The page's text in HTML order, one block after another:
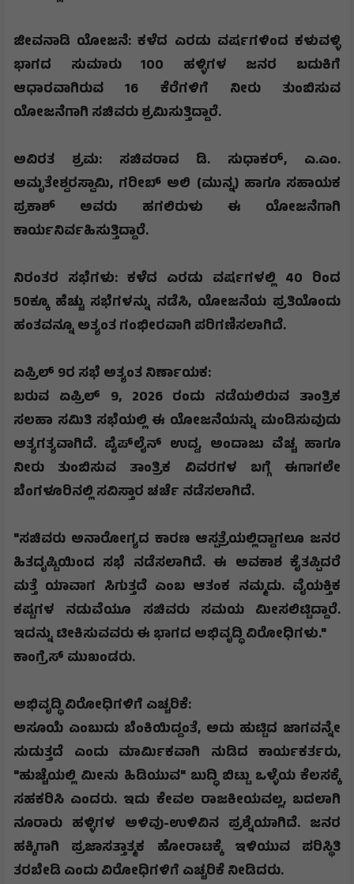
​​ಜೀವನಾಡಿ ಯೋಜನೆ: ಕಳೆದ ಎರಡು ವರ್ಷಗಳಿಂದ ಕಳುವಳ್ಳಿ
ಭಾಗದ ಸುಮಾರು 100 ಹಳ್ಳಿಗಳ ಜನರ ಬದುಕಿಗೆ
ಆಧಾರವಾಗಿರುವ 16 ಕೆರೆಗಳಿಗೆ ನೀರು ತುಂಬಿಸುವ
ಯೋಜನೆಗಾಗಿ ಸಚಿವರು ಶ್ರಮಿಸುತ್ತಿದ್ದಾರೆ.
​ಅವಿರತ ಶ್ರಮ: ಸಚಿವರಾದ ಡಿ. ಸುಧಾಕರ್, ಎ.ಎಂ.
ಅಮೃತೇಶ್ವರಸ್ವಾಮಿ, ಗರೀಬ್ ಅಲಿ (ಮುನ್ನ) ಹಾಗೂ ಸಹಾಯಕ
ಪ್ರಕಾಶ್ ಅವರು ಹಗಲಿರುಳು ಈ ಯೋಜನೆಗಾಗಿ
ಕಾರ್ಯನಿರ್ವಹಿಸುತ್ತಿದ್ದಾರೆ.
​ನಿರಂತರ ಸಭೆಗಳು: ಕಳೆದ ಎರಡು ವರ್ಷಗಳಲ್ಲಿ 40 ರಿಂದ
50ಕ್ಕೂ ಹೆಚ್ಚು ಸಭೆಗಳನ್ನು ನಡೆಸಿ, ಯೋಜನೆಯ ಪ್ರತಿಯೊಂದು
ಹಂತವನ್ನೂ ಅತ್ಯಂತ ಗಂಭೀರವಾಗಿ ಪರಿಗಣಿಸಲಾಗಿದೆ.
​ಏಪ್ರಿಲ್ 9ರ ಸಭೆ ಅತ್ಯಂತ ನಿರ್ಣಾಯಕ:
​ಬರುವ ಏಪ್ರಿಲ್ 9, 2026 ರಂದು ನಡೆಯಲಿರುವ ತಾಂತ್ರಿಕ
ಸಲಹಾ ಸಮಿತಿ ಸಭೆಯಲ್ಲಿ ಈ ಯೋಜನೆಯನ್ನು ಮಂಡಿಸುವುದು
ಅತ್ಯಗತ್ಯವಾಗಿದೆ. ಪೈಪ್‌ಲೈನ್ ಉದ್ದ, ಅಂದಾಜು ವೆಚ್ಚ ಹಾಗೂ
ನೀರು ತುಂಬಿಸುವ ತಾಂತ್ರಿಕ ವಿವರಗಳ ಬಗ್ಗೆ ಈಗಾಗಲೇ
ಬೆಂಗಳೂರಿನಲ್ಲಿ ಸವಿಸ್ತಾರ ಚರ್ಚೆ ನಡೆಸಲಾಗಿದೆ.
​"ಸಚಿವರು ಅನಾರೋಗ್ಯದ ಕಾರಣ ಆಸ್ಪತ್ರೆಯಲ್ಲಿದ್ದಾಗಲೂ ಜನರ
ಹಿತದೃಷ್ಟಿಯಿಂದ ಸಭೆ ನಡೆಸಲಾಗಿದೆ. ಈ ಅವಕಾಶ ಕೈತಪ್ಪಿದರೆ
ಮತ್ತೆ ಯಾವಾಗ ಸಿಗುತ್ತದೆ ಎಂಬ ಆತಂಕ ನಮ್ಮದು. ವೈಯಕ್ತಿಕ
ಕಷ್ಟಗಳ ನಡುವೆಯೂ ಸಚಿವರು ಸಮಯ ಮೀಸಲಿಟ್ಟಿದ್ದಾರೆ.
ಇದನ್ನು ಟೀಕಿಸುವವರು ಈ ಭಾಗದ ಅಭಿವೃದ್ಧಿ ವಿರೋಧಿಗಳು."
ಕಾಂಗ್ರೆಸ್ ಮುಖಂಡರು.
​ಅಭಿವೃದ್ಧಿ ವಿರೋಧಿಗಳಿಗೆ ಎಚ್ಚರಿಕೆ:
​ಅಸೂಯೆ ಎಂಬುದು ಬೆಂಕಿಯಿದ್ದಂತೆ, ಅದು ಹುಟ್ಟಿದ ಜಾಗವನ್ನೇ
ಸುಡುತ್ತದೆ ಎಂದು ಮಾರ್ಮಿಕವಾಗಿ ನುಡಿದ ಕಾರ್ಯಕರ್ತರು,
"ಹುಚ್ಚೆಯಲ್ಲಿ ಮೀನು ಹಿಡಿಯುವ" ಬುದ್ಧಿ ಬಿಟ್ಟು ಒಳ್ಳೆಯ ಕೆಲಸಕ್ಕೆ
ಸಹಕರಿಸಿ ಎಂದರು. ಇದು ಕೇವಲ ರಾಜಕೀಯವಲ್ಲ, ಬದಲಾಗಿ
ನೂರಾರು ಹಳ್ಳಿಗಳ ಅಳಿವು-ಉಳಿವಿನ ಪ್ರಶ್ನೆಯಾಗಿದೆ. ಜನರ
ಹಕ್ಕಿಗಾಗಿ ಪ್ರಜಾಸತ್ತಾತ್ಮಕ ಹೋರಾಟಕ್ಕೆ ಇಳಿಯುವ ಪರಿಸ್ಥಿತಿ
ತರಬೇಡಿ ಎಂದು ವಿರೋಧಿಗಳಿಗೆ ಎಚ್ಚರಿಕೆ ನೀಡಿದರು.